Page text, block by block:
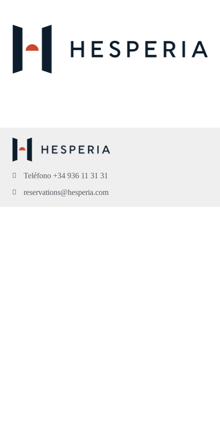
Teléfono +34 936 11 31 31
reservations@hesperia.com